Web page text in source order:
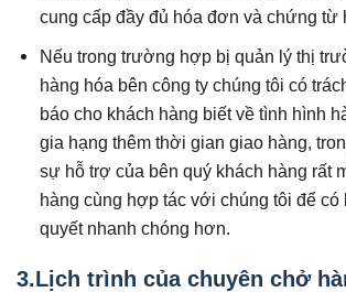
cung cấp đầy đủ hóa đơn và chứng từ
Nếu trong trường hợp bị quản lý thị
hàng hóa bên công ty chúng tôi có
báo cho khách hàng biết về tình hình
gia hạng thêm thời gian giao hàng,
sự hỗ trợ của bên quý khách hàng rất
hàng cùng hợp tác với chúng tôi để
quyết nhanh chóng hơn.
3.Lịch trình của chuyên chở